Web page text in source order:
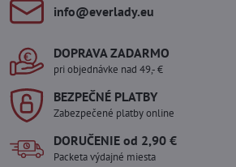
info​@everlady​.eu
DOPRAVA ZADARMO
pri objednávke nad 49,- €
BEZPEČNÉ PLATBY
Zabezpečené platby online
DORUČENIE od 2,90 €
Packeta výdajné miesta